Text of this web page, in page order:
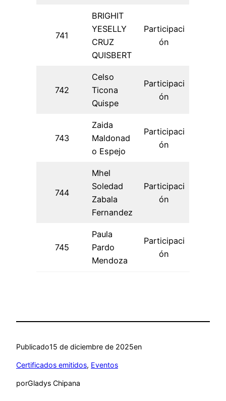
741
BRIGHIT
YESELLY
CRUZ
QUISBERT
Participaci
ón
742
Celso
Ticona
Quispe
Participaci
ón
743
Zaida
Maldonad
o Espejo
Participaci
ón
744
Mhel
Soledad
Zabala
Fernandez
Participaci
ón
745
Paula
Pardo
Mendoza
Participaci
ón
Publicado15 de diciembre de 2025en
Certificados emitidos, Eventos
porGladys Chipana